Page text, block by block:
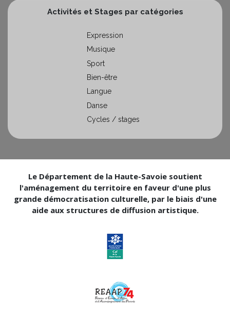
Activités et Stages par catégories
Expression
Musique
Sport
Bien-être
Langue
Danse
Cycles / stages
Le Département de la Haute-Savoie soutient
l'aménagement du territoire en faveur d'une plus
grande démocratisation culturelle, par le biais d'une
aide aux structures de diffusion artistique.